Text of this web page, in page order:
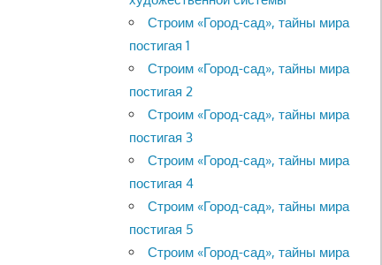
Строим «Город-сад», тайны мира
постигая 1
Строим «Город-сад», тайны мира
постигая 2
Строим «Город-сад», тайны мира
постигая 3
Строим «Город-сад», тайны мира
постигая 4
Строим «Город-сад», тайны мира
постигая 5
Строим «Город-сад», тайны мира